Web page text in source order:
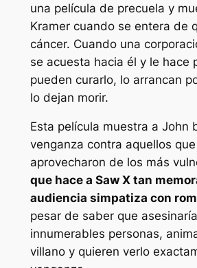
una película de precuela y
Kramer cuando se entera de
cáncer. Cuando una
se acuesta hacia él y le hace
pueden curarlo, lo arrancan
lo dejan morir.
Esta película muestra a John
venganza contra aquellos
aprovecharon de los más
que hace a Saw X tan
audiencia simpatiza con
pesar de saber que
innumerables personas,
villano y quieren verlo